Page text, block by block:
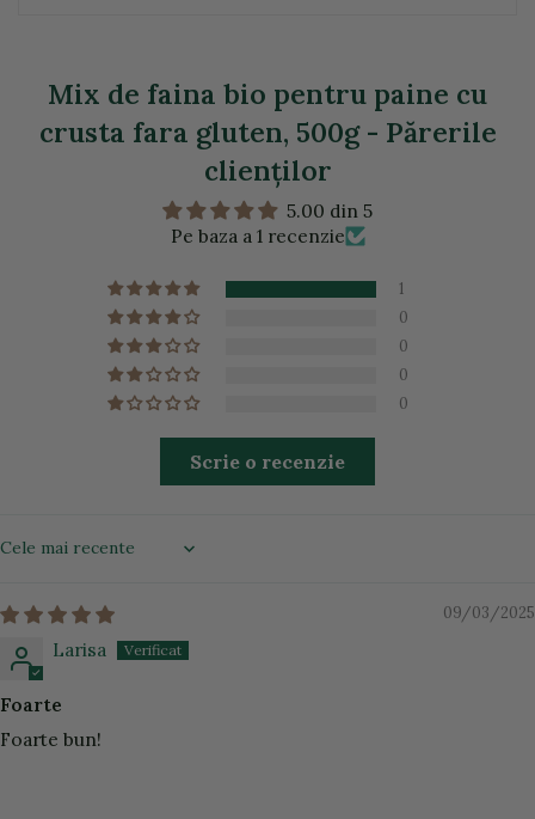
Mix de faina bio pentru paine cu
crusta fara gluten, 500g - Părerile
clienţilor
5.00 din 5
Pe baza a 1 recenzie
1
0
0
0
0
Scrie o recenzie
Sort by
09/03/2025
Larisa
Foarte
Foarte bun!